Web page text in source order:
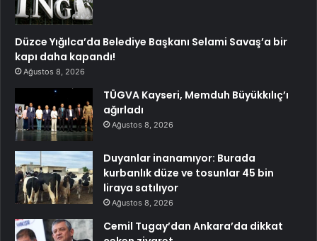
Düzce Yığılca’da Belediye Başkanı Selami Savaş’a bir
kapı daha kapandı!
Ağustos 8, 2026
TÜGVA Kayseri, Memduh Büyükkılıç’ı
ağırladı
Ağustos 8, 2026
Duyanlar inanamıyor: Burada
kurbanlık düze ve tosunlar 45 bin
liraya satılıyor
Ağustos 8, 2026
Cemil Tugay’dan Ankara’da dikkat